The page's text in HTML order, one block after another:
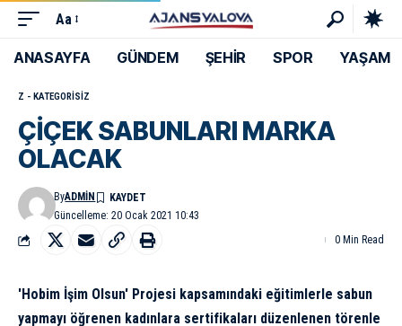
Aa
ANASAYFA GÜNDEM ŞEHİR SPOR YAŞAM
Z - KATEGORISIZ
ÇİÇEK SABUNLARI MARKA
OLACAK
Güncelleme: 20 Ocak 2021 10:43
ByADMIN
0 Min Read
'Hobim İşim Olsun' Projesi kapsamındaki eğitimlerle sabun
yapmayı öğrenen kadınlara sertifikaları düzenlenen törenle